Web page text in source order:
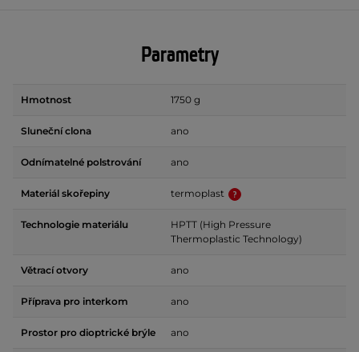
Parametry
Hmotnost 1750 g
Sluneční clona ano
Odnímatelné polstrování ano
Materiál skořepiny termoplast
Technologie materiálu
HPTT (High Pressure
Thermoplastic Technology)
Větrací otvory ano
Příprava pro interkom ano
Prostor pro dioptrické brýle ano